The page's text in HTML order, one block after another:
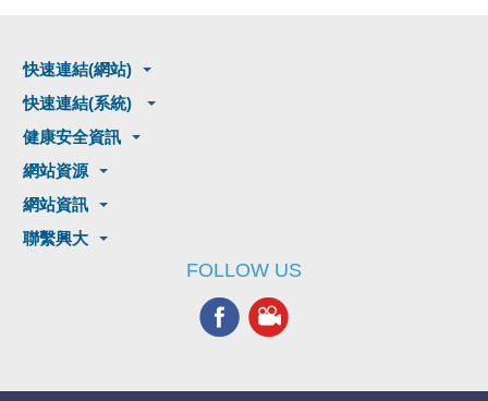
快速連結(網站)
快速連結(系統)
健康安全資訊
網站資源
網站資訊
聯繫興大
FOLLOW US